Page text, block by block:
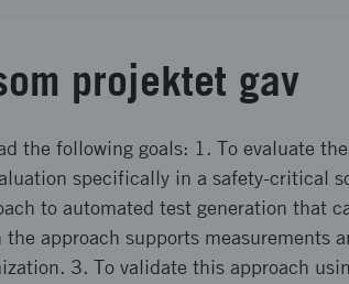
projektet gav
the following goals: 1. To evaluate
specifically in a safety-critical
to automated test generation that
approach supports measurements
3. To validate this approach